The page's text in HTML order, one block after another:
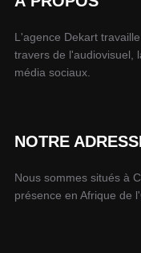
L'agence Dekart
travers de l'audiovisuel,
média sociaux.
NOTRE
Nous sommes situés à
présence en Afrique de